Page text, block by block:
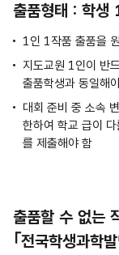
출품형태 : 학생
1인 1작품 출품을
지도교원 1인이 반
출품학생과 동일해
대회 준비 중 소속
한하여 학교 급이
를 제출해야 함
출품할 수 없는
｢전국학생과학